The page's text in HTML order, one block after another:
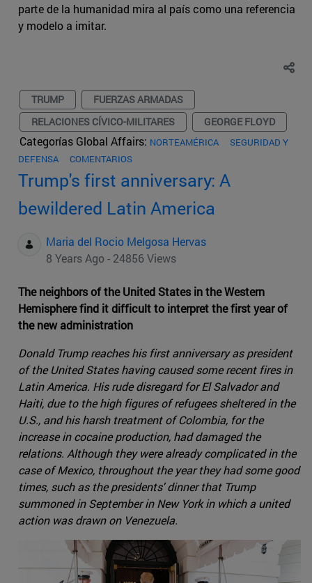
parte de la humanidad mira al país como una referencia
y modelo a imitar.
TRUMP
FUERZAS ARMADAS
RELACIONES CÍVICO-MILITARES
GEORGE FLOYD
Categorías Global Affairs: NORTEAMÉRICA
SEGURIDAD Y
DEFENSA
COMENTARIOS
Trump's first anniversary: A
bewildered Latin America
Maria del Rocio Melgosa Hervas
8 Years Ago - 24856 Views
The neighbors of the United States in the Western
Hemisphere find it difficult to interpret the first year of
the new administration
Donald Trump reaches his first anniversary as president
of the United States having caused some recent fires in
Latin America. His rude disregard for El Salvador and
Haiti, due to the high figures of refugees sheltered in the
U.S., and his harsh treatment of Colombia, for the
increase in cocaine production, had damaged the
relations. Although they were already complicated in the
case of Mexico, throughout the year they had some good
times, such as the presidents' dinner that Trump
summoned in September in New York in which a united
action was drawn on Venezuela.